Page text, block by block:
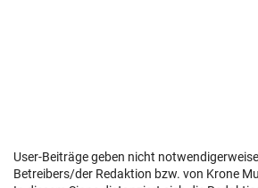
User-Beiträge geben nicht
Betreibers/der Redaktion bzw. von Krone